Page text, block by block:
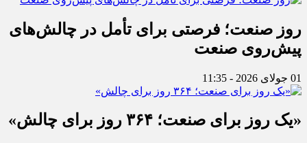
روز صنعت؛ فرصتی برای تأمل در چالش‌های
پیش‌روی صنعت
01 جولای 2026 - 11:35
«یک روز برای صنعت؛ ۳۶۴ روز برای چالش»